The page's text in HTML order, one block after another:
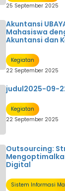
25 September 2025
Akuntansi
Mahasiswa
Akuntansi dan
Kegiatan
22 September 2025
judul2025-09-22
Kegiatan
22 September 2025
Outsourcing:
Digital
Sistem Informasi